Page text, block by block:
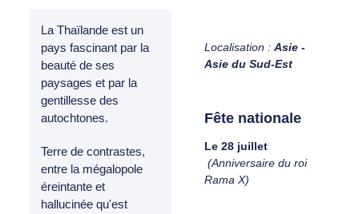
La Thaïlande est un
pays fascinant par la
beauté de ses
paysages et par la
gentillesse des
autochtones.
Terre de contrastes,
entre la mégalopole
éreintante et
hallucinée qu'est
Localisation : Asie -
Asie du Sud-Est
Fête nationale
Le 28 juillet
(Anniversaire du roi
Rama X)